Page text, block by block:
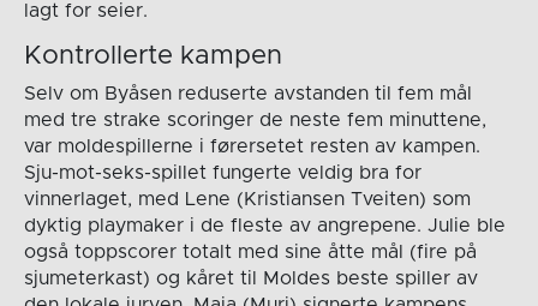
lagt for seier.
Kontrollerte kampen
Selv om Byåsen reduserte avstanden til fem mål
med tre strake scoringer de neste fem minuttene,
var moldespillerne i førersetet resten av kampen.
Sju-mot-seks-spillet fungerte veldig bra for
vinnerlaget, med Lene (Kristiansen Tveiten) som
dyktig playmaker i de fleste av angrepene. Julie ble
også toppscorer totalt med sine åtte mål (fire på
sjumeterkast) og kåret til Moldes beste spiller av